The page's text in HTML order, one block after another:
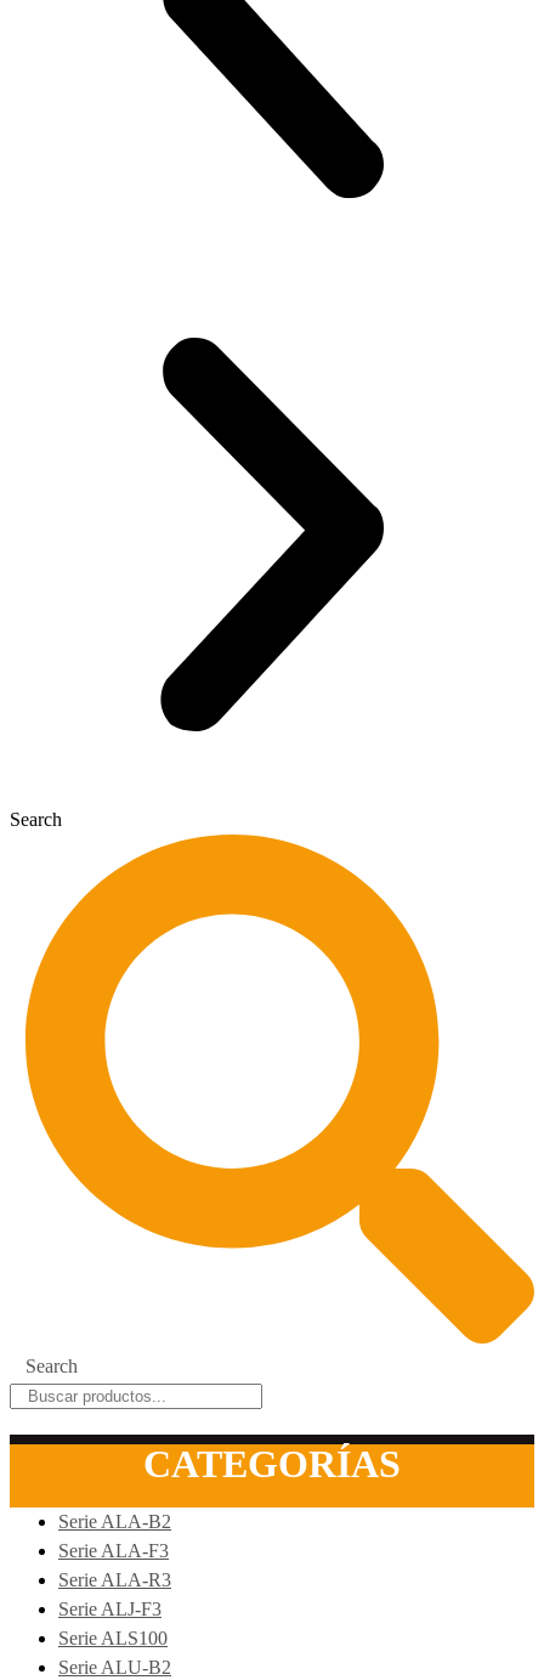
Search
Search
CATEGORÍAS
Serie ALA-B2
Serie ALA-F3
Serie ALA-R3
Serie ALJ-F3
Serie ALS100
Serie ALU-B2